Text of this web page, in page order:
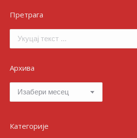
Претрага
Архива
Категорије